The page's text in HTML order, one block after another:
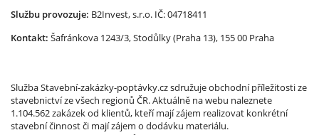
Službu provozuje: B2Invest, s.r.o. IČ: 04718411
Kontakt: Šafránkova 1243/3, Stodůlky (Praha 13), 155 00 Praha
Služba Stavební-zakázky-poptávky.cz sdružuje obchodní příležitosti ze
stavebnictví ze všech regionů ČR. Aktuálně na webu naleznete
1.104.562 zakázek od klientů, kteří mají zájem realizovat konkrétní
stavební činnost či mají zájem o dodávku materiálu.